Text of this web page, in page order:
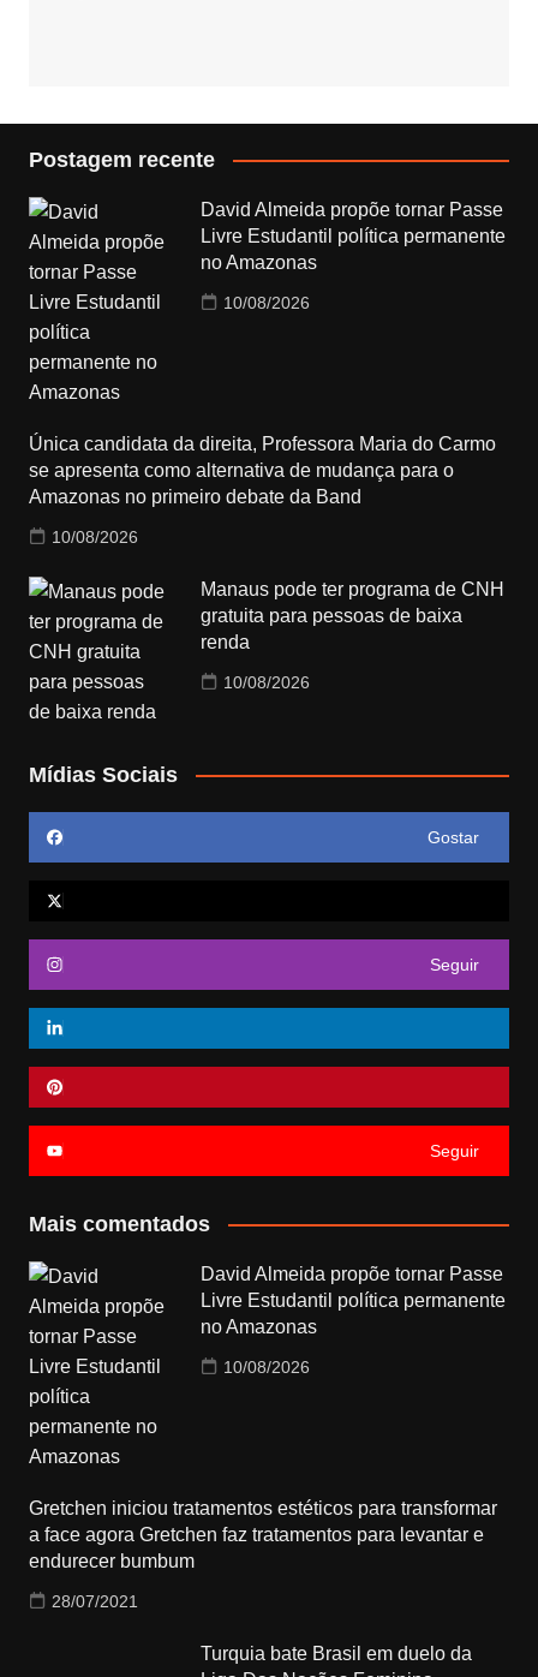
Postagem recente
David Almeida propõe tornar Passe
Livre Estudantil política permanente
no Amazonas
10/08/2026
Única candidata da direita, Professora Maria do Carmo
se apresenta como alternativa de mudança para o
Amazonas no primeiro debate da Band
10/08/2026
Manaus pode ter programa de CNH
gratuita para pessoas de baixa
renda
10/08/2026
Mídias Sociais
Gostar
Seguir
Seguir
Mais comentados
David Almeida propõe tornar Passe
Livre Estudantil política permanente
no Amazonas
10/08/2026
Gretchen iniciou tratamentos estéticos para transformar
a face agora Gretchen faz tratamentos para levantar e
endurecer bumbum
28/07/2021
Turquia bate Brasil em duelo da